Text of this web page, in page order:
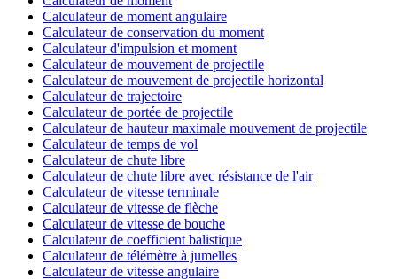
Calculateur de moment angulaire
Calculateur de conservation du moment
Calculateur d'impulsion et moment
Calculateur de mouvement de projectile
Calculateur de mouvement de projectile horizontal
Calculateur de trajectoire
Calculateur de portée de projectile
Calculateur de hauteur maximale mouvement de projectile
Calculateur de temps de vol
Calculateur de chute libre
Calculateur de chute libre avec résistance de l'air
Calculateur de vitesse terminale
Calculateur de vitesse de flèche
Calculateur de vitesse de bouche
Calculateur de coefficient balistique
Calculateur de télémètre à jumelles
Calculateur de vitesse angulaire